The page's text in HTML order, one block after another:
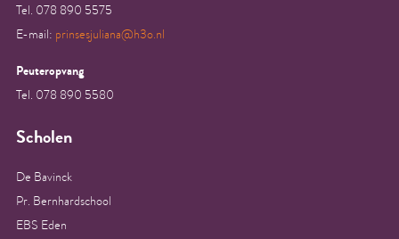
Tel. 078 890 5575
E-mail: prinsesjuliana@h3o.nl
Peuteropvang
Tel. 078 890 5580
Scholen
De Bavinck
Pr. Bernhardschool
EBS Eden